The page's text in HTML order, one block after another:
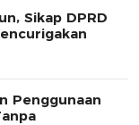
Sikap DPRD
Penggunaan